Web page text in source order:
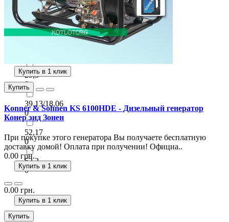
27,8/13,5
0
29,3
0
39,13/18,06
0
52,17
0
52,2
0
Купить в 1 клик
Купить
Konner & Sohnen KS 6100HDE - Дизельный генератор
Конер энд Зонен
При покупке этого генератора Вы получаете бесплатную
доставку домой! Оплата при получении! Официа..
0.00 грн.
Купить в 1 клик
0.00 грн.
Купить в 1 клик
Купить